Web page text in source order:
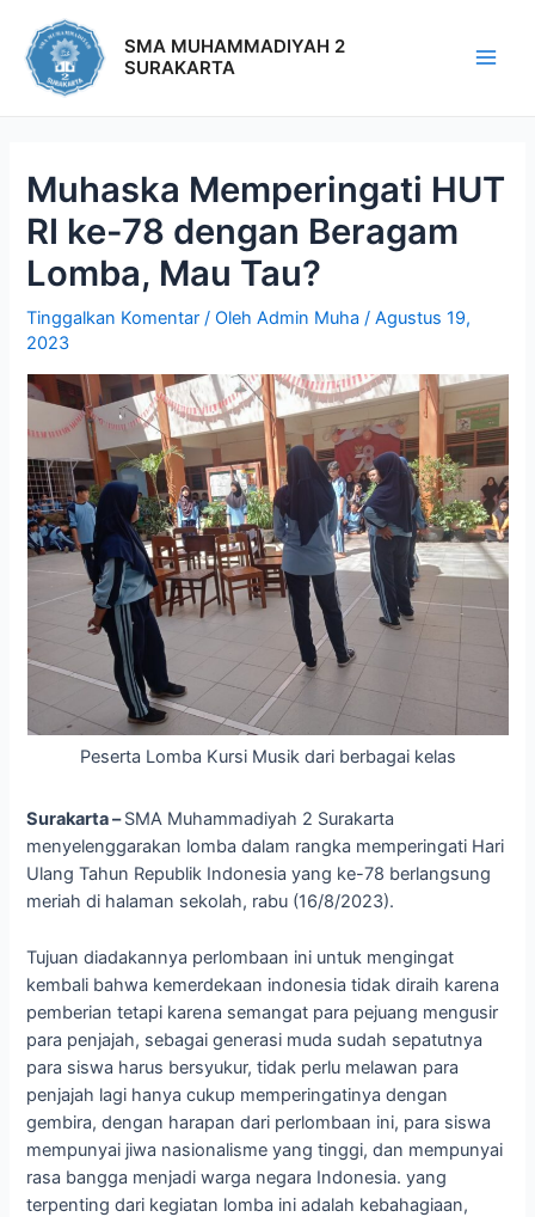
SMA MUHAMMADIYAH 2
SURAKARTA
Muhaska Memperingati HUT
RI ke-78 dengan Beragam
Lomba, Mau Tau?
Tinggalkan Komentar / OlehAdmin Muha /Agustus 19,
2023
Peserta Lomba Kursi Musik dari berbagai kelas
Surakarta –SMA Muhammadiyah 2 Surakarta
menyelenggarakan lomba dalam rangka memperingati Hari
Ulang Tahun Republik Indonesia yang ke-78 berlangsung
meriah di halaman sekolah, rabu (16/8/2023).
Tujuan diadakannya perlombaan ini untuk mengingat
kembali bahwa kemerdekaan indonesia tidak diraih karena
pemberian tetapi karena semangat para pejuang mengusir
para penjajah, sebagai generasi muda sudah sepatutnya
para siswa harus bersyukur, tidak perlu melawan para
penjajah lagi hanya cukup memperingatinya dengan
gembira, dengan harapan dari perlombaan ini, para siswa
mempunyai jiwa nasionalisme yang tinggi, dan mempunyai
rasa bangga menjadi warga negara Indonesia. yang
terpenting dari kegiatan lomba ini adalah kebahagiaan,